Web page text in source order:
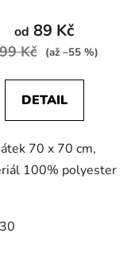
od 89 Kč
Kč (až –55 %)
DETAIL
70 x 70 cm,
100% polyester